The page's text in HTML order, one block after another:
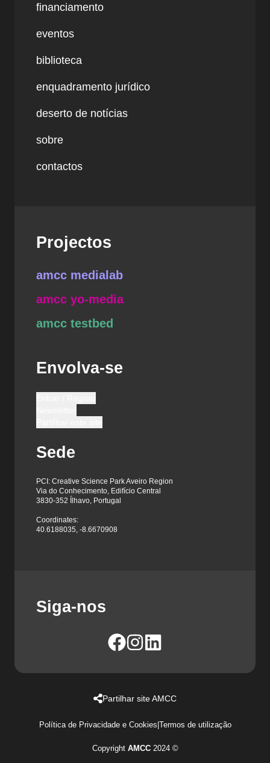
financiamento
eventos
biblioteca
enquadramento jurídico
deserto de notícias
sobre
contactos
Projectos
amcc medialab
amcc yo-media
amcc testbed
Envolva-se
Sede
PCI: Creative Science Park Aveiro Region
Via do Conhecimento, Edifício Central
3830-352 Ílhavo, Portugal
Coordinates:
40.6188035, -8.6670908
Siga-nos
Partilhar site AMCC
Política de Privacidade e Cookies|Termos de utilização
Copyright AMCC2024 ©